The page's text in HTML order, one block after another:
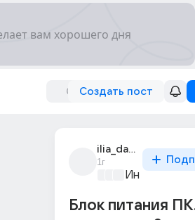
Создать пост
ilia_davydov_96
1г
Блок питания